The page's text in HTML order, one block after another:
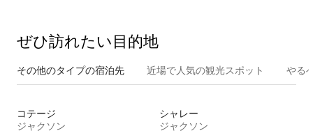
ぜひ訪⁠れ⁠た⁠い目⁠的⁠地
その他のタ⁠イ⁠プ⁠の宿⁠泊⁠先 近場で人気の観光スポット やる
コテージ
ジャクソン
シャレー
ジャクソン